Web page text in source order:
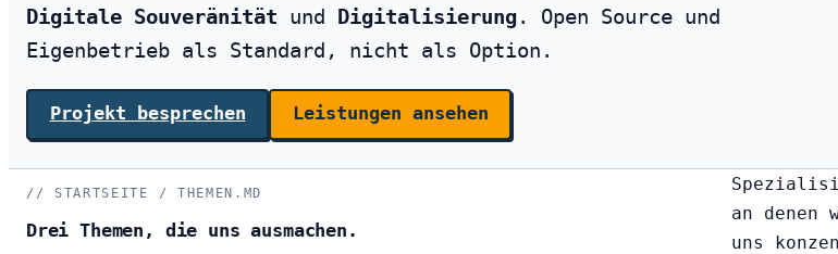
Digitale Souveränität und Digitalisierung. Open Source und
Eigenbetrieb als Standard, nicht als Option.
Projekt besprechen Leistungen ansehen
STARTSEITE / THEMEN.MD
Drei Themen, die uns ausmachen.
an
uns